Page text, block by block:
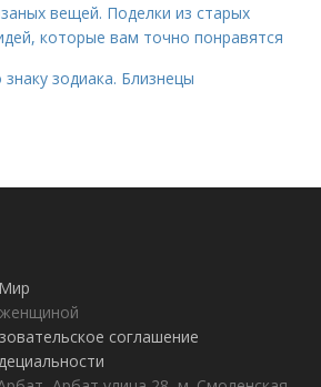
вещей. Поделки из старых
которые вам точно понравятся
зодиака. Близнецы
соглашение